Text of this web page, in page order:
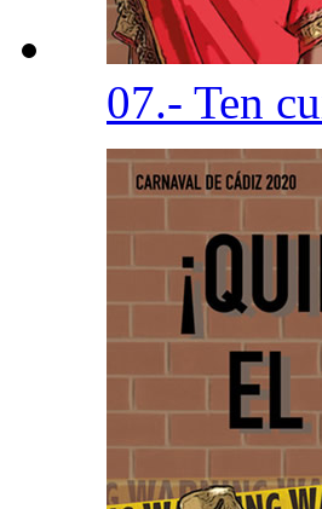
07.- Ten